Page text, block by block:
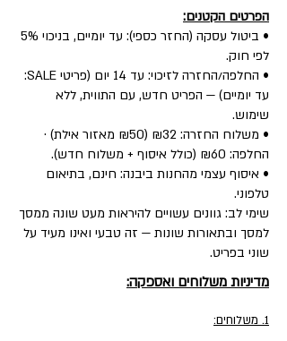
הפרטים הקטנים:
• ביטול עסקה (החזר כספי): עד יומיים, בניכוי 5%
לפי חוק.
• החלפה/החזרה לזיכוי: עד 14 יום (פריטי SALE:
עד יומיים) — הפריט חדש, עם התווית, ללא
שימוש.
• משלוח החזרה: ₪32 (₪50 מאזור אילת) ·
החלפה: ₪60 (כולל איסוף + משלוח חדש).
• איסוף עצמי מהחנות ביבנה: חינם, בתיאום
טלפוני.
שימי לב: גוונים עשויים להיראות מעט שונה ממסך
למסך ובתאורות שונות — זה טבעי ואינו מעיד על
שוני בפריט.
מדיניות משלוחים ואספקה:
1. משלוחים: